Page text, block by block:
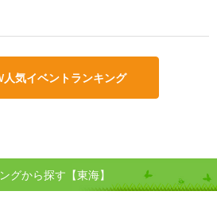
人気イベントランキング
グから探す【東海】